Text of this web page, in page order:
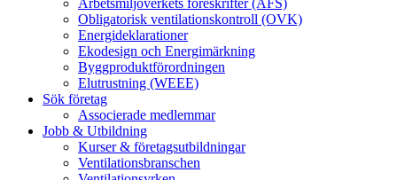
Arbetsmiljöverkets föreskrifter (AFS)
Obligatorisk ventilationskontroll (OVK)
Energideklarationer
Ekodesign och Energimärkning
Byggproduktförordningen
Elutrustning (WEEE)
Sök företag
Associerade medlemmar
Jobb & Utbildning
Kurser & företagsutbildningar
Ventilationsbranschen